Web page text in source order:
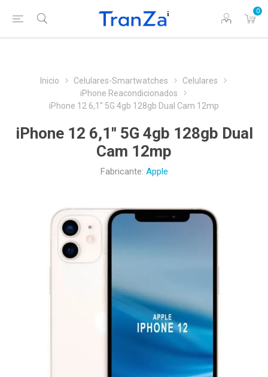
0
Inicio Celulares-Smartwatches
Celulares
iPhone Reacondicionados
iPhone 12 6,1'' 5G 4gb 128gb Dual Cam 12mp
iPhone 12 6,1'' 5G 4gb 128gb Dual
Cam 12mp
Fabricante: Apple